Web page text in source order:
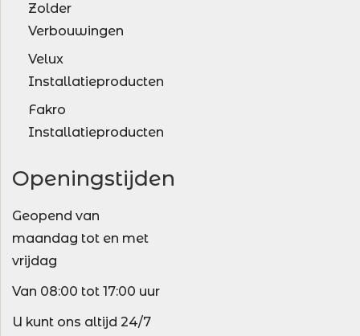
Zolder
Verbouwingen
Velux
Installatieproducten
Fakro
Installatieproducten
Openingstijden
Geopend van
maandag tot en met
vrijdag
Van 08:00 tot 17:00 uur
U kunt ons altijd 24/7